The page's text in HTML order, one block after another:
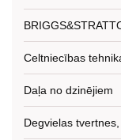
Celtniecības
Daļa no dzinējiem
Degvielas